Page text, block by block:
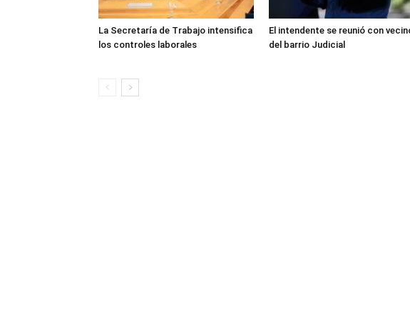
La Secretaría de Trabajo intensifica
los controles laborales
El intendente se reunió con
del barrio Judicial